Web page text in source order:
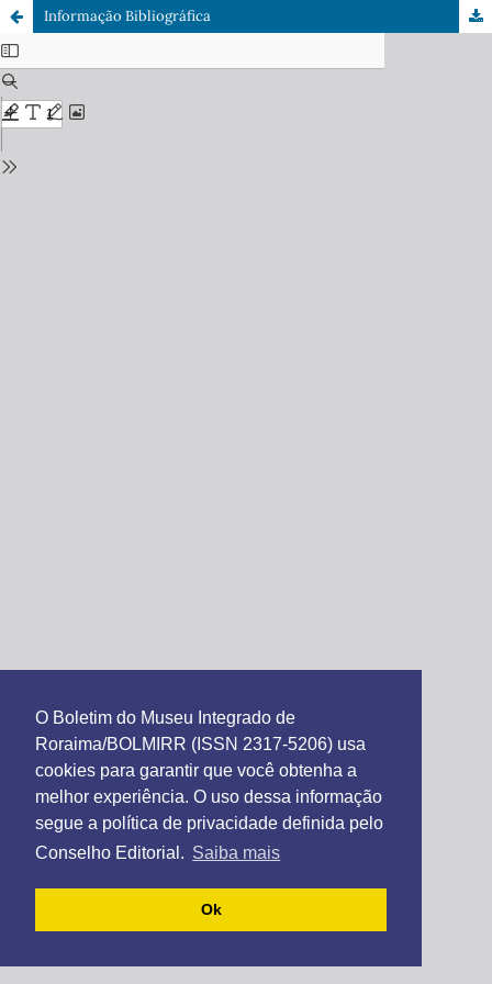
O Boletim do Museu Integrado de
Roraima/BOLMIRR (ISSN 2317-5206) usa
cookies para garantir que você obtenha a
melhor experiência. O uso dessa informação
segue a política de privacidade definida pelo
Conselho Editorial. Saiba mais
Ok
Informação Bibliográfica